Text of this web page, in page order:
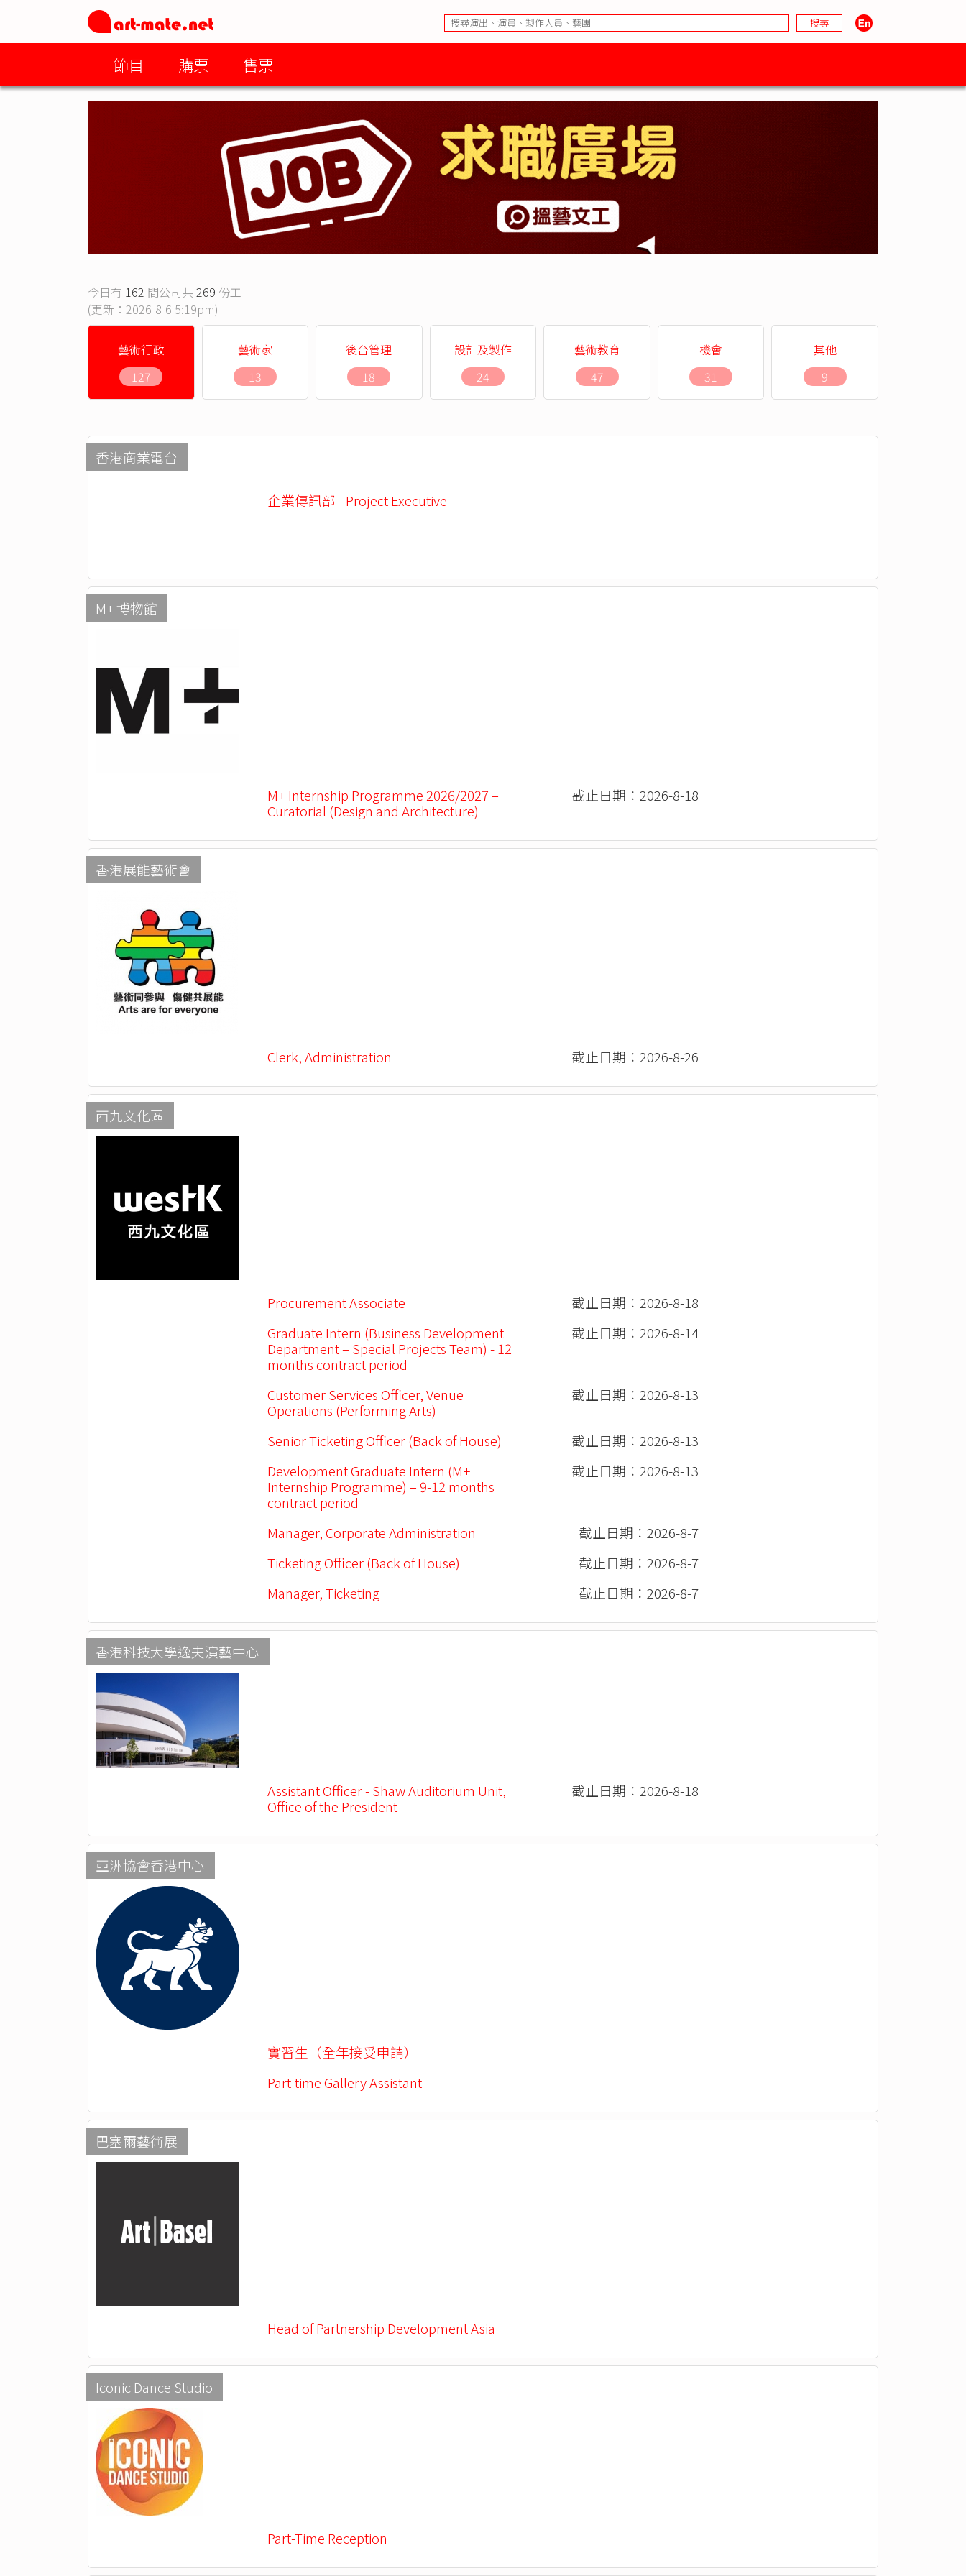
節目 購票 售票
今日有 162 間公司共269 份工
(更新：2026-8-6 5:19pm)
藝術行政
127
藝術家
13
後台管理
18
設計及製作
24
藝術教育
47
機會
31
其他
9
香港商業電台
企業傳訊部 - Project Executive
M+ 博物館
M+ Internship Programme 2026/2027 –
Curatorial (Design and Architecture)
截止日期：2026-8-18
香港展能藝術會
Clerk, Administration 截止日期：2026-8-26
西九文化區
Procurement Associate
截止日期：2026-8-18
Graduate Intern (Business Development
Department – Special Projects Team) - 12
months contract period
截止日期：2026-8-14
Customer Services Officer, Venue
Operations (Performing Arts)
截止日期：2026-8-13
Senior Ticketing Officer (Back of House)
截止日期：2026-8-13
Development Graduate Intern (M+
Internship Programme) – 9-12 months
contract period
截止日期：2026-8-13
Manager, Corporate Administration
截止日期：2026-8-7
Ticketing Officer (Back of House)
截止日期：2026-8-7
Manager, Ticketing
截止日期：2026-8-7
香港科技大學逸夫演藝中心
Assistant Officer - Shaw Auditorium Unit,
Office of the President
截止日期：2026-8-18
亞洲協會香港中心
實習生（全年接受申請）
Part-time Gallery Assistant
巴塞爾藝術展
Head of Partnership Development Asia
Iconic Dance Studio
Part-Time Reception